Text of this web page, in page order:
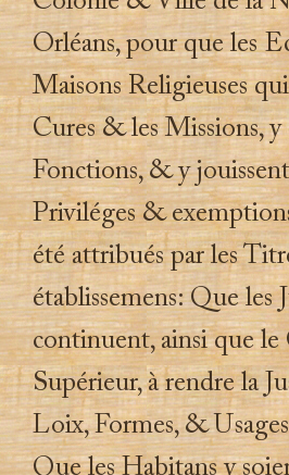
Orléans, pour que les
Maisons Religieuses
Cures & les Missions,
Fonctions, & y
Priviléges &
été attribués par les
établissemens: Que les
continuent, ainsi que le
Supérieur, à rendre la
Loix, Formes, &
Que les Habitans y